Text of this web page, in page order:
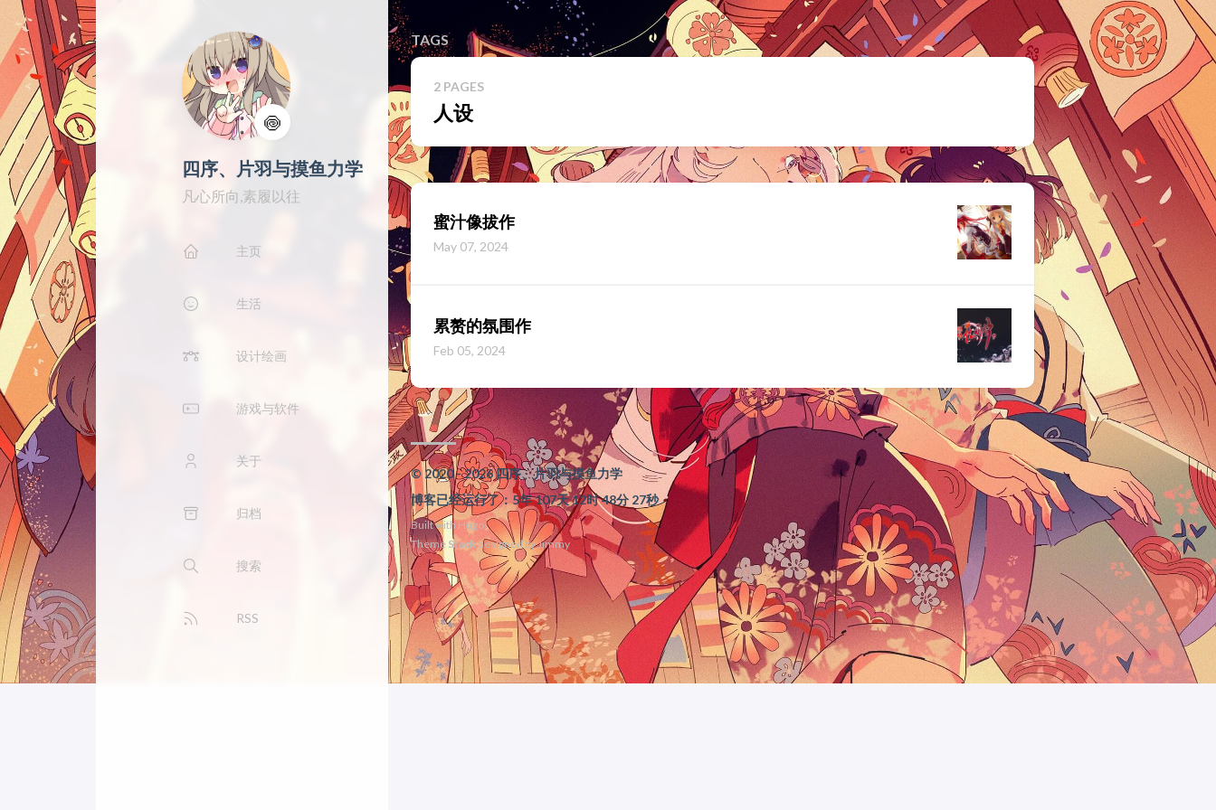
🍥
四序、片羽与摸鱼力学
凡心所向,素履以往
主页
生活
设计绘画
游戏与软件
关于
归档
搜索
RSS
TAGS
2 PAGES
人设
蜜汁像拔作
May 07, 2024
累赘的氛围作
Feb 05, 2024
© 2020 - 2026 四序、片羽与摸鱼力学
博客已经运行了：5年 107天 12时 48分 27秒
Built with Hugo
Theme Stackdesigned byJimmy